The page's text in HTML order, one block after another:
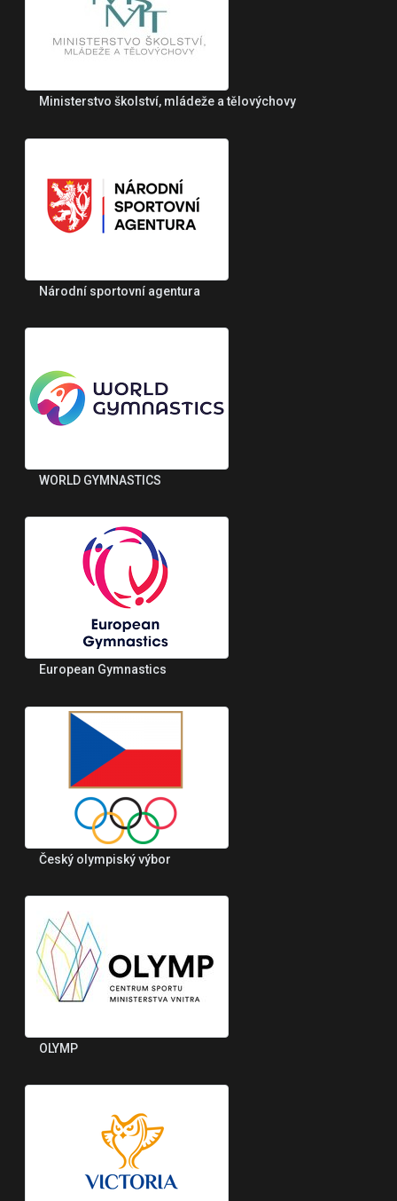
Ministerstvo školství, mládeže a tělovýchovy
Národní sportovní agentura
WORLD GYMNASTICS
European Gymnastics
Český olympiský výbor
OLYMP